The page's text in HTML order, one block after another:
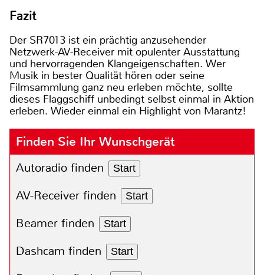
Fazit
Der SR7013 ist ein prächtig anzusehender
Netzwerk-AV-Receiver mit opulenter Ausstattung
und hervorragenden Klangeigenschaften. Wer
Musik in bester Qualität hören oder seine
Filmsammlung ganz neu erleben möchte, sollte
dieses Flaggschiff unbedingt selbst einmal in Aktion
erleben. Wieder einmal ein Highlight von Marantz!
Finden Sie Ihr Wunschgerät
Autoradio finden Start
AV-Receiver finden Start
Beamer finden Start
Dashcam finden Start